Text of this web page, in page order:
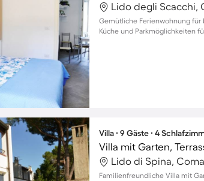
Lido degli Scacchi,
Gemütliche Ferienwohnung für
Küche und Parkmöglichkeiten
Villa ∙ 9 Gäste ∙ 4
Villa mit Garten,
Lido di Spina,
Familienfreundliche Villa mit